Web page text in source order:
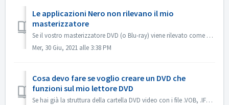
Le applicazioni Nero non rilevano il mio
masterizzatore
Se il vostro masterizzatore DVD (o Blu-ray) viene rilevato come masterizzatore CD, fate riferimento a questo articolo: https://nerosupport.freshdesk.com/en...
Mer, 30 Giu, 2021 alle 3:38 PM
Cosa devo fare se voglio creare un DVD che
funzioni sul mio lettore DVD
Se hai già la struttura della cartella DVD video con i file .VOB, .IFO/.BUP, puoi usare Nero BurningROM per masterizzare DVD. 1. Nuova compilazione. Selezio...